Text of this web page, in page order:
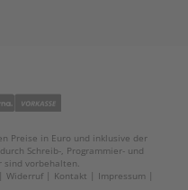
Preise in Euro und inklusive der
Schreib-, Programmier- und
sind vorbehalten.
Widerruf Kontakt
Impressum